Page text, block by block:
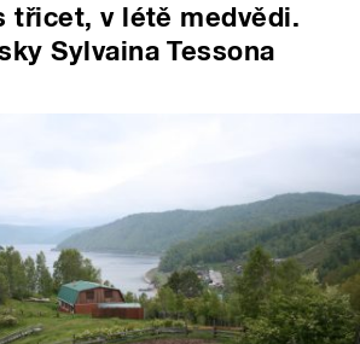
třicet, v létě medvědi.
Sylvaina Tessona